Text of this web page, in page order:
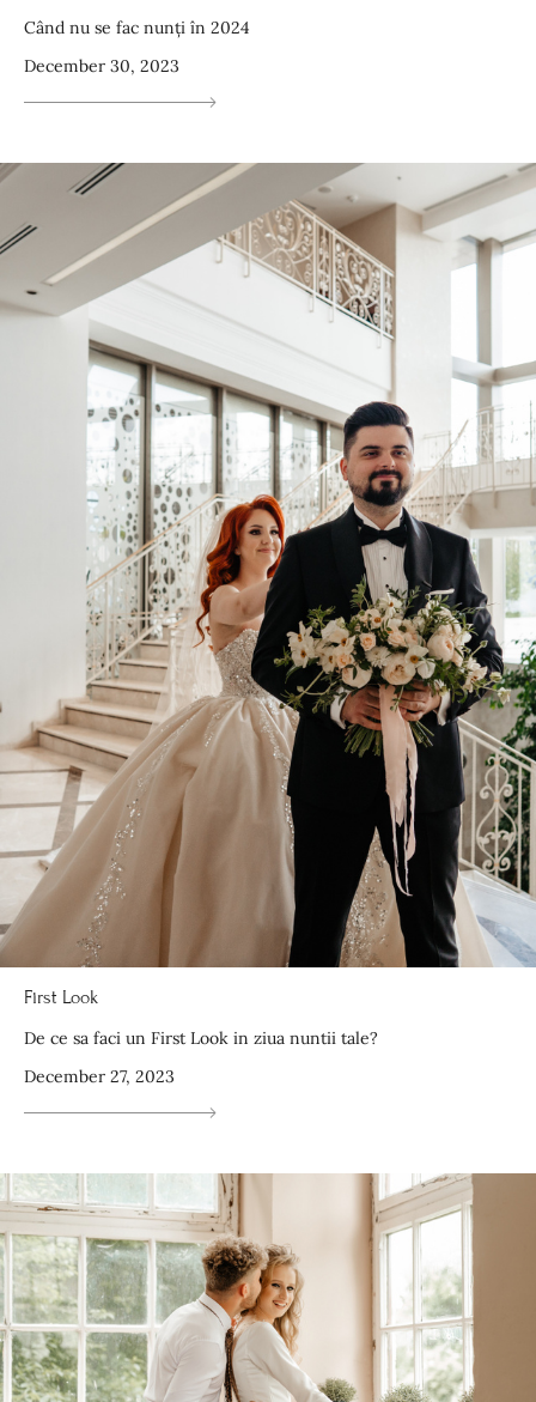
Când nu se fac nunți în 2024
December 30, 2023
First Look
De ce sa faci un First Look in ziua nuntii tale?
December 27, 2023